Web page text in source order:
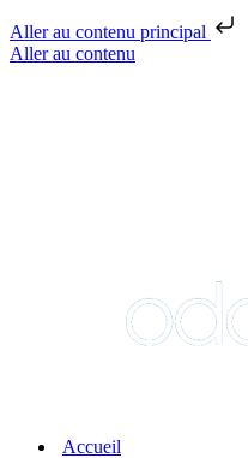
Aller au contenu principal
Aller au contenu
Accueil